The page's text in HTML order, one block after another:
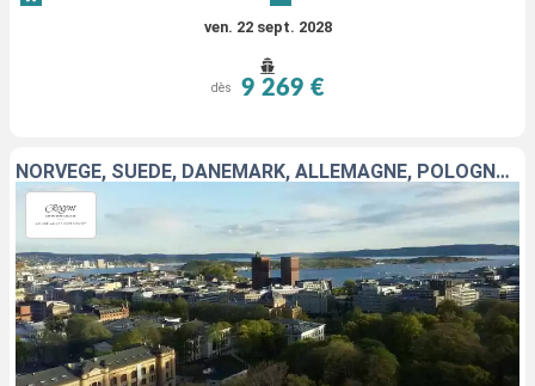
ven. 22 sept. 2028
dès 9 269 €
NORVÈGE, SUÈDE, DANEMARK, ALLEMAGNE, POLOGNE, LITUANIE, LETTONIE